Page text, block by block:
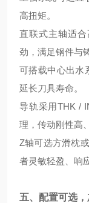
高扭矩。
直联式主轴适
劲，满足钢件与
可搭载中心出水
延长刀具寿命。
导轨采用THK /
理，传动刚性高
Z轴可选方滑枕
者灵敏轻盈、响
五、配置可选